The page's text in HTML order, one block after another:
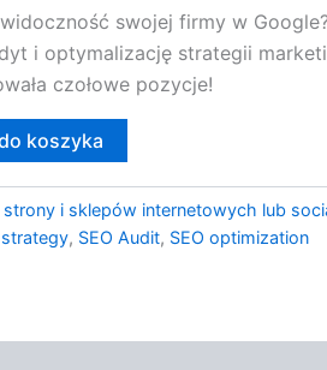
swojej firmy w
i optymalizację strategii
czołowe pozycje!
koszyka
strony i sklepów internetowych lub
, SEO Audit, SEO optimization